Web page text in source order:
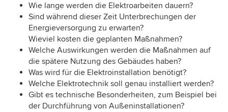
Wie lange werden die Elektroarbeiten dauern?
Sind während dieser Zeit Unterbrechungen der
Energieversorgung zu erwarten?
Wieviel kosten die geplanten Maßnahmen?
Welche Auswirkungen werden die Maßnahmen auf
die spätere Nutzung des Gebäudes haben?
Was wird für die Elektroinstallation benötigt?
Welche Elektrotechnik soll genau installiert werden?
Gibt es technische Besonderheiten, zum Beispiel bei
der Durchführung von Außeninstallationen?